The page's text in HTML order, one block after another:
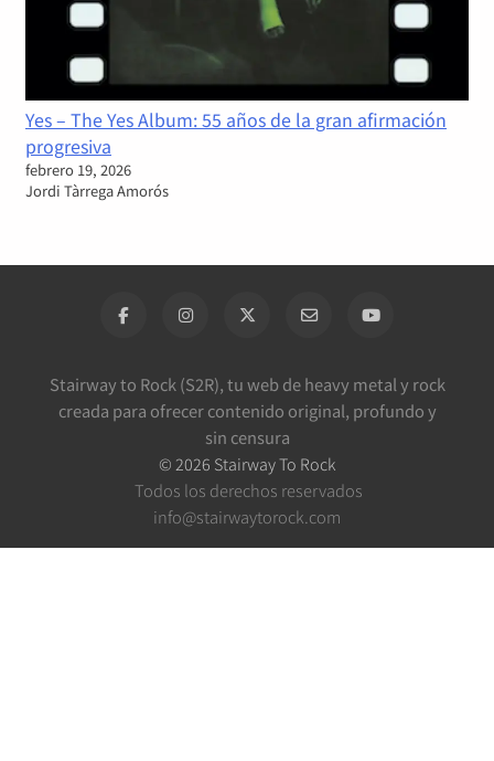
Yes – The Yes Album: 55 años de la gran afirmación
progresiva
febrero 19, 2026
Jordi Tàrrega Amorós
Stairway to Rock (S2R), tu web de heavy metal y rock
creada para ofrecer contenido original, profundo y
sin censura
©2026 Stairway To Rock
Todos los derechos reservados
info@stairwaytorock.com